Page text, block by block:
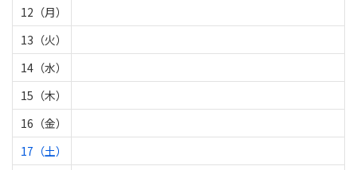
12（月）
13（火）
14（水）
15（木）
16（金）
17（土）